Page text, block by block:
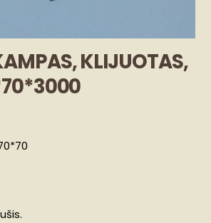
KLIJUOTAS,